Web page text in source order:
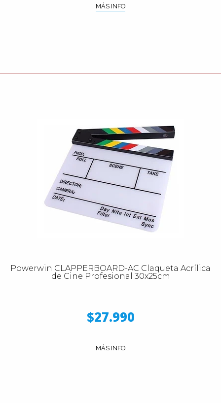
MÁS INFO
Powerwin CLAPPERBOARD-AC Claqueta Acrílica
de Cine Profesional 30x25cm
$27.990
MÁS INFO